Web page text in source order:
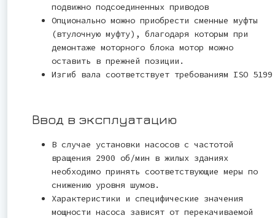
подвижно подсоединенных приводов
Опционально можно приобрести сменные муфты
(втулочную муфту), благодаря которым при
демонтаже моторного блока мотор можно
оставить в прежней позиции.
Изгиб вала соответствует требованиям ISO 5199
Ввод в эксплуатацию
В случае установки насосов с частотой
вращения 2900 об/мин в жилых зданиях
необходимо принять соответствующие меры по
снижению уровня шумов.
Характеристики и специфические значения
мощности насоса зависят от перекачиваемой